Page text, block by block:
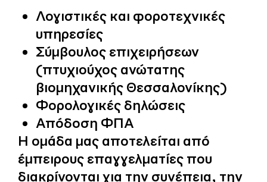
Λογιστικές και φοροτεχνικές
υπηρεσίες
Σύμβουλος επιχειρήσεων
(πτυχιούχος ανώτατης
βιομηχανικής Θεσσαλονίκης)
Φορολογικές δηλώσεις
Απόδοση ΦΠΑ
Η ομάδα μας αποτελείται από
έμπειρους επαγγελματίες που
διακρίνονται για την συνέπεια, την